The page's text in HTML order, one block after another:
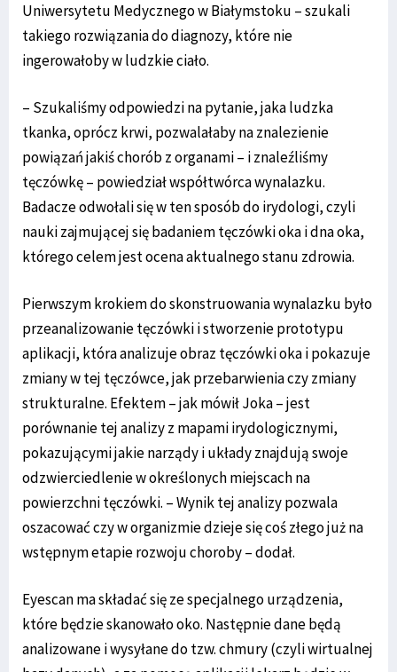
Uniwersytetu Medycznego w Białymstoku – szukali
takiego rozwiązania do diagnozy, które nie
ingerowałoby w ludzkie ciało.
– Szukaliśmy odpowiedzi na pytanie, jaka ludzka
tkanka, oprócz krwi, pozwalałaby na znalezienie
powiązań jakiś chorób z organami – i znaleźliśmy
tęczówkę – powiedział współtwórca wynalazku.
Badacze odwołali się w ten sposób do irydologi, czyli
nauki zajmującej się badaniem tęczówki oka i dna oka,
którego celem jest ocena aktualnego stanu zdrowia.
Pierwszym krokiem do skonstruowania wynalazku było
przeanalizowanie tęczówki i stworzenie prototypu
aplikacji, która analizuje obraz tęczówki oka i pokazuje
zmiany w tej tęczówce, jak przebarwienia czy zmiany
strukturalne. Efektem – jak mówił Joka – jest
porównanie tej analizy z mapami irydologicznymi,
pokazującymi jakie narządy i układy znajdują swoje
odzwierciedlenie w określonych miejscach na
powierzchni tęczówki. – Wynik tej analizy pozwala
oszacować czy w organizmie dzieje się coś złego już na
wstępnym etapie rozwoju choroby – dodał.
Eyescan ma składać się ze specjalnego urządzenia,
które będzie skanowało oko. Następnie dane będą
analizowane i wysyłane do tzw. chmury (czyli wirtualnej